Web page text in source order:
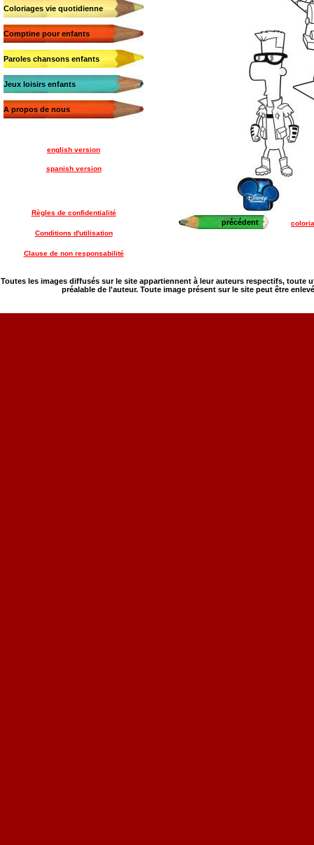
Coloriages vie quotidienne
Comptine pour enfants
Paroles chansons enfants
Jeux loisirs enfants
A propos de nous
english version
spanish version
Règles de confidentialité
Conditions d'utilisation
Clause de non responsabilité
précédent
Toutes les images diffusés sur le site appartiennent à leur auteurs respectifs,
préalable de l'auteur. Toute image présent sur le site peut être